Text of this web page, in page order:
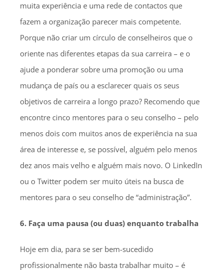
muita experiência e uma rede de contactos que
fazem a organização parecer mais competente.
Porque não criar um círculo de conselheiros que o
oriente nas diferentes etapas da sua carreira – e o
ajude a ponderar sobre uma promoção ou uma
mudança de país ou a esclarecer quais os seus
objetivos de carreira a longo prazo? Recomendo que
encontre cinco mentores para o seu conselho – pelo
menos dois com muitos anos de experiência na sua
área de interesse e, se possível, alguém pelo menos
dez anos mais velho e alguém mais novo. O LinkedIn
ou o Twitter podem ser muito úteis na busca de
mentores para o seu conselho de “administração”.
6. Faça uma pausa (ou duas) enquanto trabalha
Hoje em dia, para se ser bem-sucedido
profissionalmente não basta trabalhar muito – é